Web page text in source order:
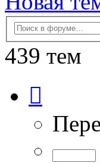
439 тем
из